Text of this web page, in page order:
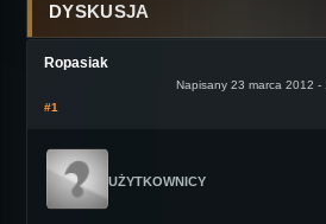
DYSKUSJA
Ropasiak
Napisany 23 marca 2012 -
#1
UŻYTKOWNICY